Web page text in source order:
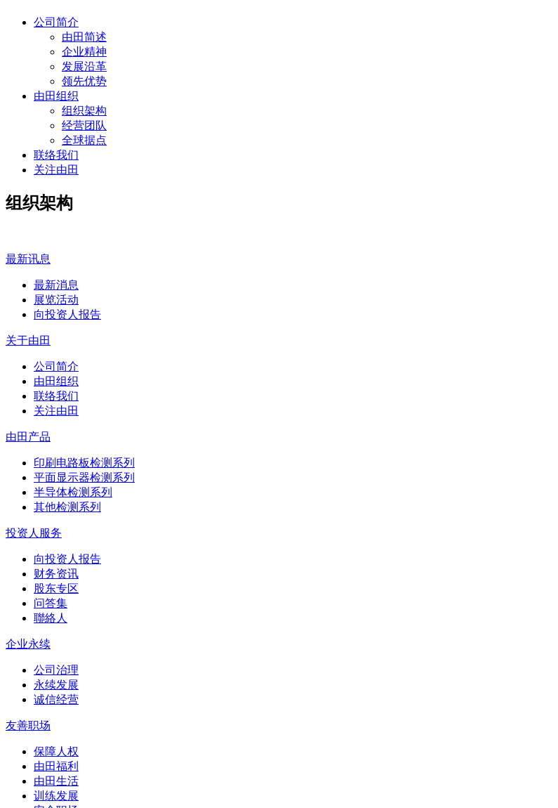
公司简介
由田简述
企业精神
发展沿革
领先优势
由田组织
组织架构
经营团队
全球据点
联络我们
关注由田
组织架构
最新讯息
最新消息
展览活动
向投资人报告
关于由田
公司简介
由田组织
联络我们
关注由田
由田产品
印刷电路板检测系列
平面显示器检测系列
半导体检测系列
其他检测系列
投资人服务
向投资人报告
财务资讯
股东专区
问答集
聯絡人
企业永续
公司治理
永续发展
诚信经营
友善职场
保障人权
由田福利
由田生活
训练发展